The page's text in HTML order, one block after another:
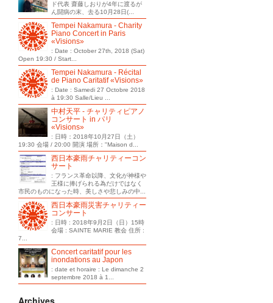
ド代表 齋藤しおりが4年に渡るが
ん闘病の末、去る10月28日(...
Tempei Nakamura - Charity
Piano Concert in Paris
«Visions»
: Date : October 27th, 2018 (Sat)
Open 19:30 / Start...
Tempei Nakamura - Récital
de Piano Caritatif «Visions»
: Date : Samedi 27 Octobre 2018
à 19:30 Salle/Lieu ...
中村天平 - チャリティピアノ
コンサート in パリ
«Visions»
: 日時：2018年10月27日（土）
19:30 会場 / 20:00 開演 場所："Maison d...
西日本豪雨チャリティーコン
サート
: フランス革命以降、文化が神様や
王様に捧げられる為だけではなく
市民のものになった時、美しさや悲しみの中...
西日本豪雨災害チャリティー
コンサート
: 日時 : 2018年9月2日（日）15時
会場 : SAINTE MARIE 教会 住所 :
7...
Concert caritatif pour les
inondations au Japon
: date et horaire : Le dimanche 2
septembre 2018 à 1...
Archives